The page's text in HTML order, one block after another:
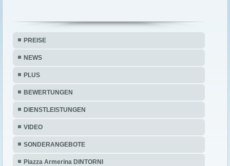
PREISE
NEWS
PLUS
BEWERTUNGEN
DIENSTLEISTUNGEN
VIDEO
SONDERANGEBOTE
Piazza Armerina DINTORNI